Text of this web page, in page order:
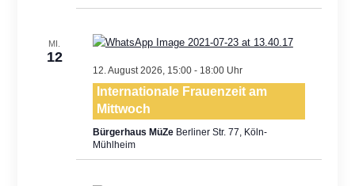
MI.
12
12. August 2026, 15:00- 18:00
Internationale Frauenzeit am
Mittwoch
Bürgerhaus MüZe Berliner Str. 77, Köln-
Mühlheim